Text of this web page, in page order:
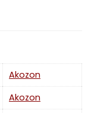
‎Akozon
‎Akozon